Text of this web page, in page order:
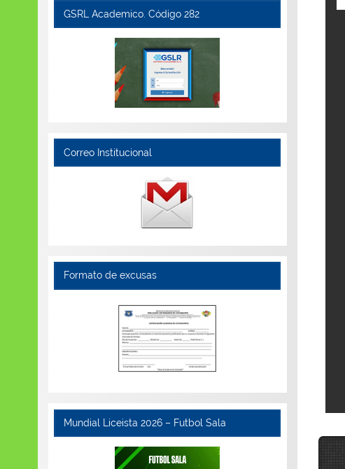
GSRL Academico. Código 282
Correo Institucional
Formato de excusas
Mundial Liceista 2026 – Futbol Sala